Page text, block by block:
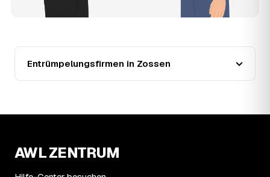
den Preis nach oben oder unten — den genauen
Festpreis nennt Ihnen der Entrümpler nach kurzer
Werden Entrümpelungen in Zossen in Zukunft
14 Warum schwankt der Preis zwischen 750 und
2.670 € in Zossen?
Entrümpelungsfirmen in Zossen
AWL ZENTRUM